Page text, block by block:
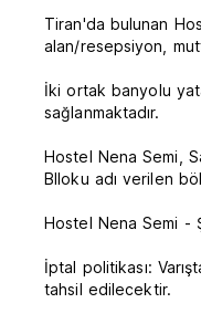
Tiran'da bulunan
alan/resepsiyon,
İki ortak banyolu
sağlanmaktadır.
Hostel Nena Semi,
Blloku adı verilen
Hostel Nena Semi -
İptal politikası:
tahsil edilecektir.